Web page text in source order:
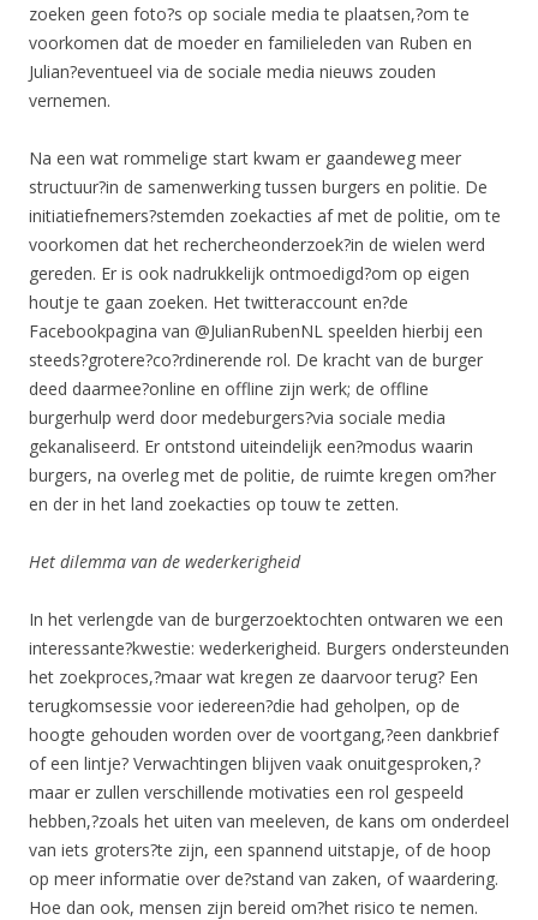
zoeken geen foto?s op sociale media te plaatsen,?om te
voorkomen dat de moeder en familieleden van Ruben en
Julian?eventueel via de sociale media nieuws zouden
vernemen.
Na een wat rommelige start kwam er gaandeweg meer
structuur?in de samenwerking tussen burgers en politie. De
initiatiefnemers?stemden zoekacties af met de politie, om te
voorkomen dat het rechercheonderzoek?in de wielen werd
gereden. Er is ook nadrukkelijk ontmoedigd?om op eigen
houtje te gaan zoeken. Het twitteraccount en?de
Facebookpagina van @JulianRubenNL speelden hierbij een
steeds?grotere?co?rdinerende rol. De kracht van de burger
deed daarmee?online en offline zijn werk; de offline
burgerhulp werd door medeburgers?via sociale media
gekanaliseerd. Er ontstond uiteindelijk een?modus waarin
burgers, na overleg met de politie, de ruimte kregen om?her
en der in het land zoekacties op touw te zetten.
Het dilemma van de wederkerigheid
In het verlengde van de burgerzoektochten ontwaren we een
interessante?kwestie: wederkerigheid. Burgers ondersteunden
het zoekproces,?maar wat kregen ze daarvoor terug? Een
terugkomsessie voor iedereen?die had geholpen, op de
hoogte gehouden worden over de voortgang,?een dankbrief
of een lintje? Verwachtingen blijven vaak onuitgesproken,?
maar er zullen verschillende motivaties een rol gespeeld
hebben,?zoals het uiten van meeleven, de kans om onderdeel
van iets groters?te zijn, een spannend uitstapje, of de hoop
op meer informatie over de?stand van zaken, of waardering.
Hoe dan ook, mensen zijn bereid om?het risico te nemen.